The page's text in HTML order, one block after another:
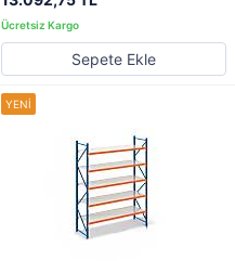
Sepete Ekle